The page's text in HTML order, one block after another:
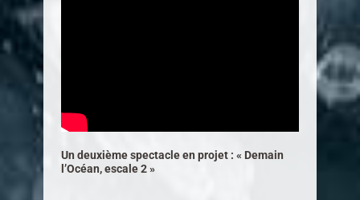
Un deuxième spectacle en projet : « Demain
l’Océan, escale 2 »